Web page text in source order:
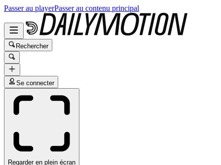
Passer au playerPasser au contenu principal
Rechercher
Se connecter
Regarder en plein écran